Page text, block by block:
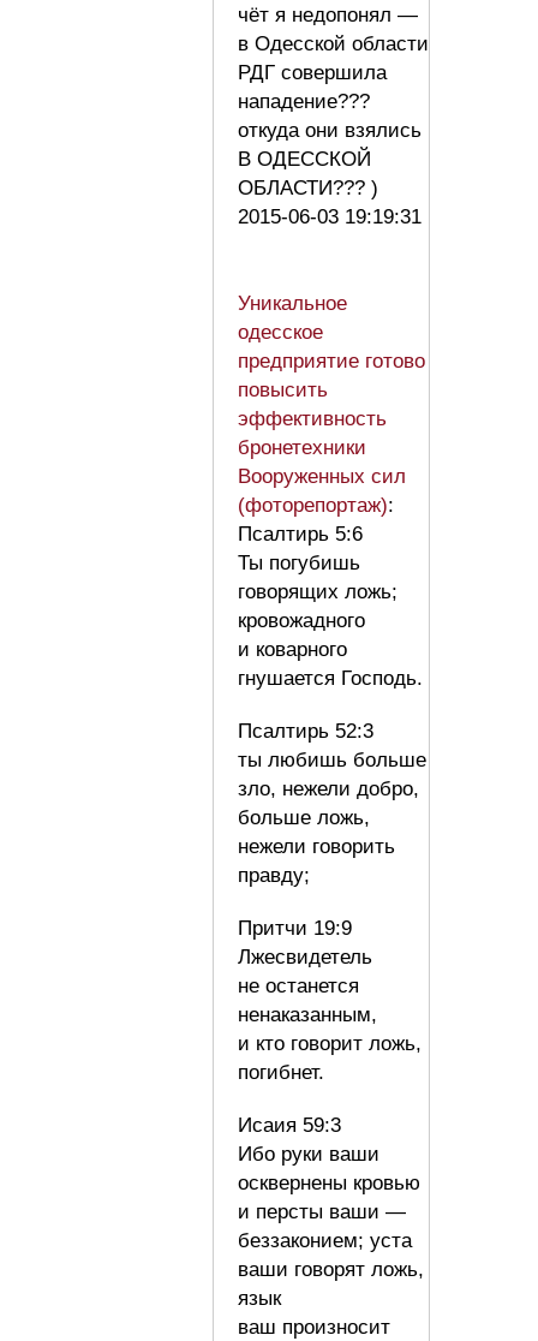
чёт я недопонял —
в Одесской области
РДГ совершила
нападение???
откуда они взялись
В ОДЕССКОЙ
ОБЛАСТИ??? )
2015-06-03 19:19:31
Уникальное
одесское
предприятие готово
повысить
эффективность
бронетехники
Вооруженных сил
(фоторепортаж):
Псалтирь 5:6
Ты погубишь
говорящих ложь;
кровожадного
и коварного
гнушается Господь.
Псалтирь 52:3
ты любишь больше
зло, нежели добро,
больше ложь,
нежели говорить
правду;
Притчи 19:9
Лжесвидетель
не останется
ненаказанным,
и кто говорит ложь,
погибнет.
Исаия 59:3
Ибо руки ваши
осквернены кровью
и персты ваши —
беззаконием; уста
ваши говорят ложь,
язык
ваш произносит